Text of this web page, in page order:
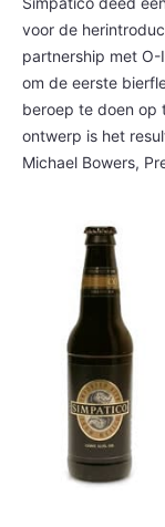
voor de
partnership met
om de eerste
beroep te doen op
ontwerp is het
Michael Bowers,